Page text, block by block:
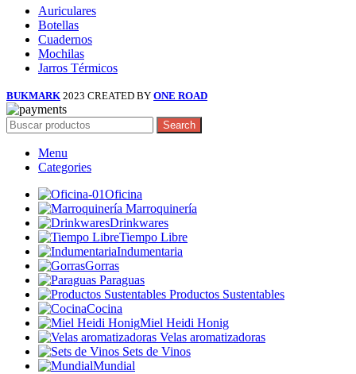
Auriculares
Botellas
Cuadernos
Mochilas
Jarros Térmicos
BUKMARK 2023 CREATED BY ONE ROAD
Search
Menu
Categories
Oficina
Marroquinería
Drinkwares
Tiempo Libre
Indumentaria
Gorras
Paraguas
Productos Sustentables
Cocina
Miel Heidi Honig
Velas aromatizadoras
Sets de Vinos
Mundial